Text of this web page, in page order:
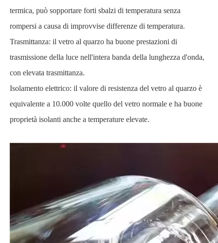
termica, può sopportare forti sbalzi di temperatura senza
rompersi a causa di improvvise differenze di temperatura.
Trasmittanza: il vetro al quarzo ha buone prestazioni di
trasmissione della luce nell'intera banda della lunghezza d'onda,
con elevata trasmittanza.
Isolamento elettrico: il valore di resistenza del vetro al quarzo è
equivalente a 10.000 volte quello del vetro normale e ha buone
proprietà isolanti anche a temperature elevate.